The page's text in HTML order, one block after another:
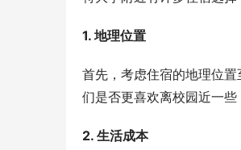
1. 地理位置
首先，考虑住宿的地理位
们是否更喜欢离校园近一些
2. 生活成本